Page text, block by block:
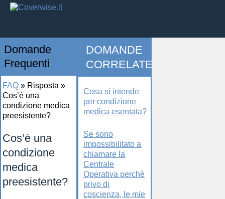
Domande
Frequenti
FAQ» Risposta »
Cos’è una
condizione medica
preesistente?
Cos’è una
condizione
medica
preesistente?
DOMANDE
CORRELATE
Cosa si intende
per condizione
medica esentata?
Se sono
impossibilitato a
chiamare la
Centrale
Operativa perchè
privo di
coscienza, le mie